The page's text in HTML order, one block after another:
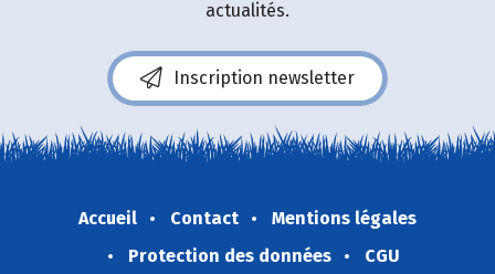
actualités.
Inscription newsletter
Accueil Contact
Mentions légales
Protection des données
CGU